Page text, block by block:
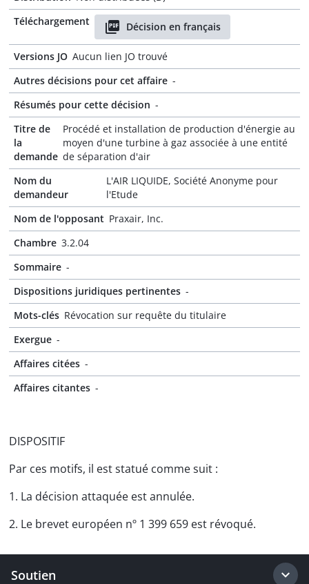
Téléchargement
Décision en français
Versions JO Aucun lien JO trouvé
Autres décisions pour cet affaire -
Résumés pour cette décision -
Titre de
la
demande
Procédé et installation de production d'énergie au
moyen d'une turbine à gaz associée à une entité
de séparation d'air
Nom du
demandeur
L'AIR LIQUIDE, Société Anonyme pour
l'Etude
Nom de l'opposant Praxair, Inc.
Chambre 3.2.04
Sommaire -
Dispositions juridiques pertinentes -
Mots-clés Révocation sur requête du titulaire
Exergue -
Affaires citées -
Affaires citantes -
DISPOSITIF
Par ces motifs, il est statué comme suit :
1. La décision attaquée est annulée.
2. Le brevet européen nº 1 399 659 est révoqué.
Soutien